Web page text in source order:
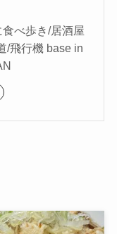
べ歩き/居酒屋
/飛行機 base in